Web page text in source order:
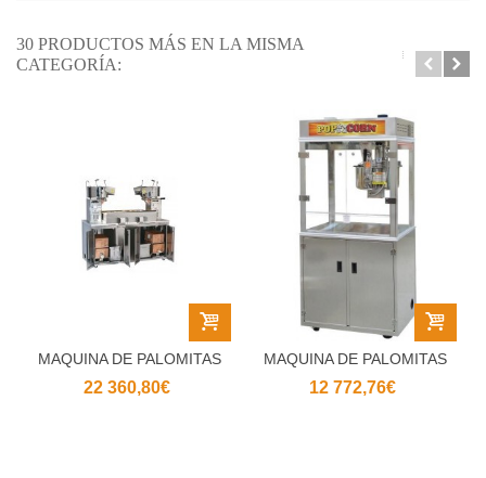
30 PRODUCTOS MÁS EN LA MISMA
CATEGORÍA:
MAQUINA DE PALOMITAS
- TWIN MAXI...
22 360,80€
MAQUINA DE PALOMITAS
- POP O...
12 772,76€